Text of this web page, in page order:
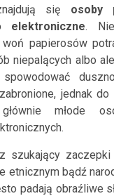
się osoby
elektroniczne.
woń papierosów
niepalących albo
jednak
młode
szukający
etnicznym bądź
padają obraźliwe